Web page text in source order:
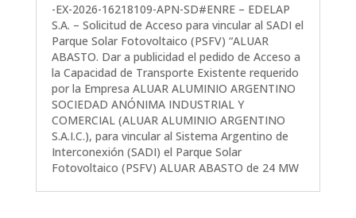
-EX-2026-16218109-APN-SD#ENRE – EDELAP
S.A. – Solicitud de Acceso para vincular al SADI el
Parque Solar Fotovoltaico (PSFV) “ALUAR
ABASTO. Dar a publicidad el pedido de Acceso a
la Capacidad de Transporte Existente requerido
por la Empresa ALUAR ALUMINIO ARGENTINO
SOCIEDAD ANÓNIMA INDUSTRIAL Y
COMERCIAL (ALUAR ALUMINIO ARGENTINO
S.A.I.C.), para vincular al Sistema Argentino de
Interconexión (SADI) el Parque Solar
Fotovoltaico (PSFV) ALUAR ABASTO de 24 MW